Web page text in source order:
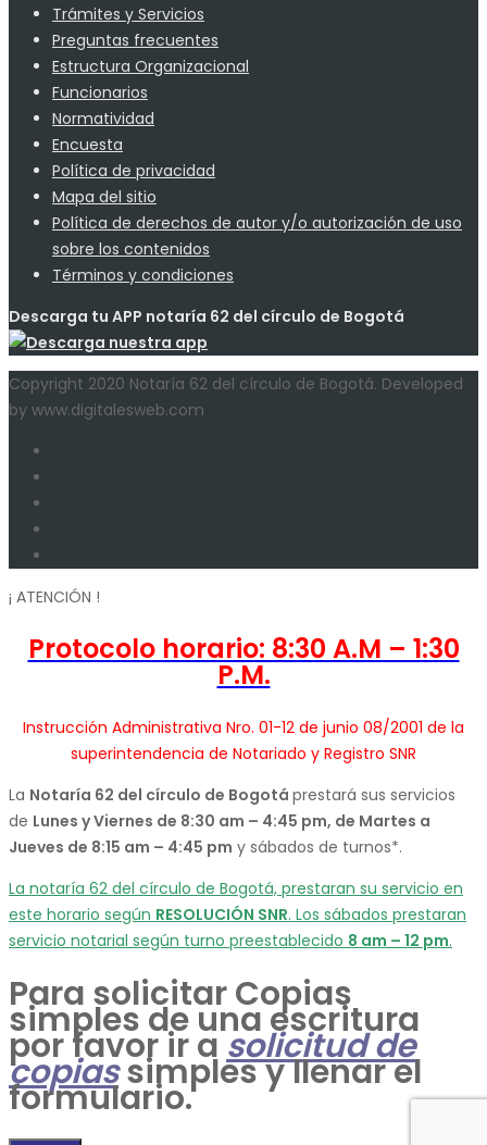
Trámites y Servicios
Preguntas frecuentes
Estructura Organizacional
Funcionarios
Normatividad
Encuesta
Política de privacidad
Mapa del sitio
Política de derechos de autor y/o autorización de uso
sobre los contenidos
Términos y condiciones
Descarga tu APP notaría 62 del círculo de Bogotá
Copyright 2020 Notaría 62 del círculo de Bogotá. Developed
by www.digitalesweb.com
¡ ATENCIÓN !
Protocolo horario: 8:30 A.M – 1:30
P.M.
Instrucción Administrativa Nro. 01-12 de junio 08/2001 de la
superintendencia de Notariado y Registro SNR
La Notaría 62 del círculo de Bogotá prestará sus servicios
de Lunes y Viernes de 8:30 am – 4:45 pm, de Martes a
Jueves de 8:15 am – 4:45 pm y sábados de turnos*.
La notaría 62 del círculo de Bogotá, prestaran su servicio en
este horario según RESOLUCIÓN SNR. Los sábados prestaran
servicio notarial según turno preestablecido 8 am – 12 pm.
Para solicitar Copias
simples de una escritura
por favor ir asolicitud de
copiassimples y llenar el
formulario.